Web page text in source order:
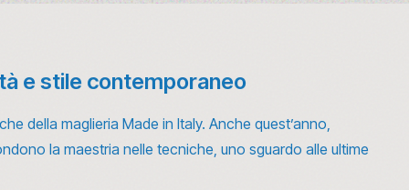
e stile contemporaneo
della maglieria Made in Italy. Anche quest’anno,
la maestria nelle tecniche, uno sguardo alle ultime